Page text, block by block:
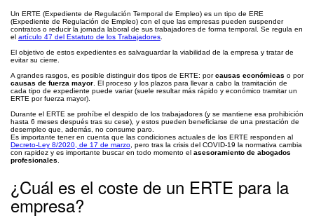
Un ERTE (Expediente de Regulación Temporal de Empleo) es un tipo de ERE
(Expediente de Regulación de Empleo) con el que las empresas pueden suspender
contratos o reducir la jornada laboral de sus trabajadores de forma temporal. Se regula en
el artículo 47 del Estatuto de los Trabajadores
El objetivo de estos expedientes es salvaguardar la viabilidad de la empresa y tratar de
evitar su cierre.
A grandes rasgos, es posible distinguir dos tipos de ERTE: porcausas económicas o por
causas de fuerza mayor . El proceso y los plazos para llevar a cabo la tramitación de
cada tipo de expediente puede variar (suele resultar más rápido y económico tramitar un
ERTE por fuerza mayor).
Durante el ERTE se prohíbe el despido de los trabajadores (y se mantiene esa prohibición
hasta 6 meses después tras su cese), y estos pueden beneficiarse de una prestación de
desempleo que, además, no consume paro.
Es importante tener en cuenta que las condiciones actuales de los ERTE responden al
Decreto-Ley 8/2020, de 17 de marzo , pero tras la crisis del COVID-19 la normativa cambia
con rapidez y es importante buscar en todo momento el asesoramiento de abogados
profesionales
¿Cuál es el coste de un ERTE para la
empresa?